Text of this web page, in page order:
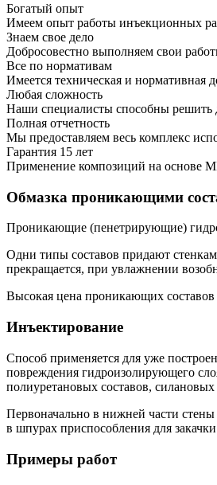
Богатый опыт
Имеем опыт работы инъекционных
Знаем свое дело
Добросовестно выполняем свои
Все по нормативам
Имеется техническая и нормативная
Любая сложность
Наши специалисты способны решить
Полная отчетность
Мы предоставляем весь комплекс
Гарантия 15 лет
Применение композиций на основе
Обмазка проникающими
Проникающие (пенетрирующие)
Одни типы составов придают
прекращается, при увлажнении
Высокая цена проникающих
Инъектирование
Способ применяется для уже
повреждения гидроизолирующего
полиуретановых составов,
Первоначально в нижней части
в шпурах приспособления для
Примеры работ